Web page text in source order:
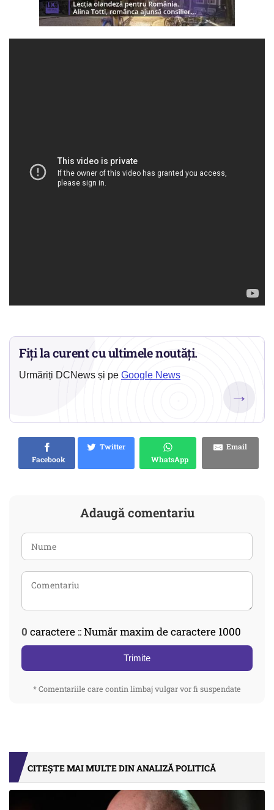
Fiți la curent cu ultimele noutăți.
Urmăriți DCNews și pe Google News
→
Facebook
Twitter
WhatsApp
Email
Adaugă comentariu
0 caractere :: Număr maxim de caractere 1000
Trimite
* Comentariile care contin limbaj vulgar vor fi suspendate
CITEȘTE MAI MULTE DIN ANALIZĂ POLITICĂ